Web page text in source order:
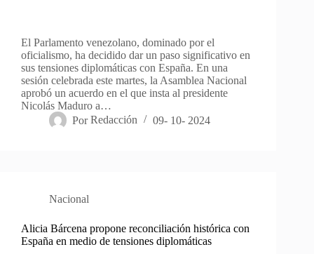
El Parlamento venezolano, dominado por el
oficialismo, ha decidido dar un paso significativo en
sus tensiones diplomáticas con España. En una
sesión celebrada este martes, la Asamblea Nacional
aprobó un acuerdo en el que insta al presidente
Nicolás Maduro a…
Por Redacción 09- 10- 2024
Nacional
Alicia Bárcena propone reconciliación histórica con
España en medio de tensiones diplomáticas